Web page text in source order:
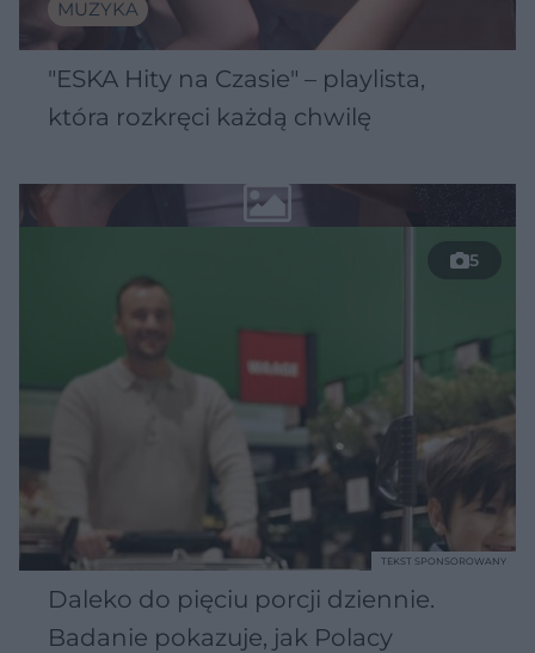
MUZYKA
"ESKA Hity na Czasie" – playlista,
która rozkręci każdą chwilę
5
Daleko do pięciu porcji dziennie.
Badanie pokazuje, jak Polacy
TEKST SPONSOROWANY